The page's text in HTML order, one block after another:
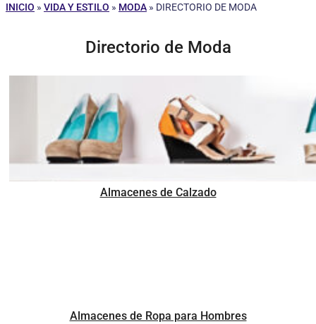
INICIO » VIDA Y ESTILO » MODA » DIRECTORIO DE MODA
Directorio de Moda
Almacenes de Calzado
Almacenes de Ropa para Hombres